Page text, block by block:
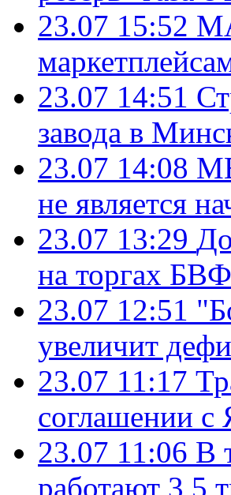
23.07 15:52
23.07 14:51
завода в
23.07 14:08
не является
23.07 13:29
на торгах
23.07 12:51
увеличит
23.07 11:17
соглашении с
23.07 11:06 В
работают 3,5